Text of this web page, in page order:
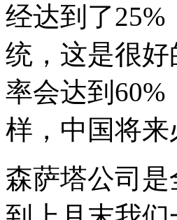
经达到了
统，这是很
率会达到
样，中国将
森萨塔公司